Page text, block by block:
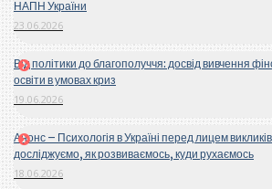
НАПН України
23.06.2026
Від політики до благополуччя: досвід вивчення
освіти в умовах криз
19.06.2026
Анонс – Психологія в Україні перед лицем
досліджуємо, як розвиваємось, куди рухаємось
18.06.2026